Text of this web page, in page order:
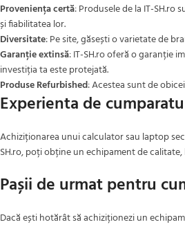
Proveniența certă: Produsele de la IT-
și fiabilitatea lor.
Diversitate: Pe site, găsești o varietate de
Garanție extinsă: IT-SH.ro oferă o garanție
investiția ta este protejată.
Produse Refurbished: Acestea sunt de
Experienta de
Achiziționarea unui calculator sau laptop
SH.ro, poți obține un echipament de
Pașii de urmat pentru
Dacă ești hotărât să achiziționezi un